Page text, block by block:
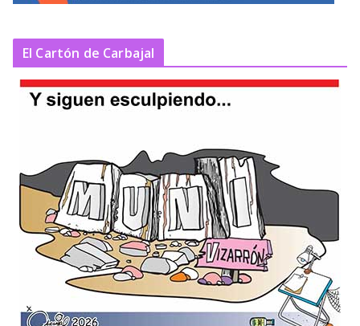
El Cartón de Carbajal